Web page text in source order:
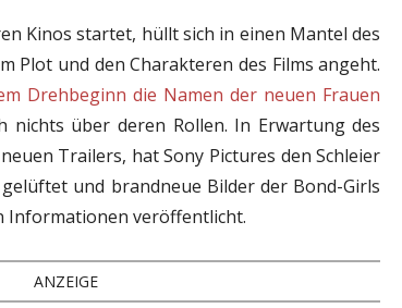
Kinos startet, hüllt sich in einen Mantel des
Plot und den Charakteren des Films angeht.
Drehbeginn die Namen der neuen Frauen
nichts über deren Rollen. In Erwartung des
Trailers, hat Sony Pictures den Schleier
und brandneue Bilder der Bond-Girls
Informationen veröffentlicht.
ANZEIGE